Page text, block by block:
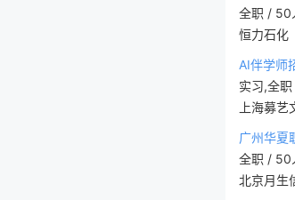
全职 / 50
恒力石化
AI伴学师
实习,全
上海募
广州华夏
全职 / 50
北京月生